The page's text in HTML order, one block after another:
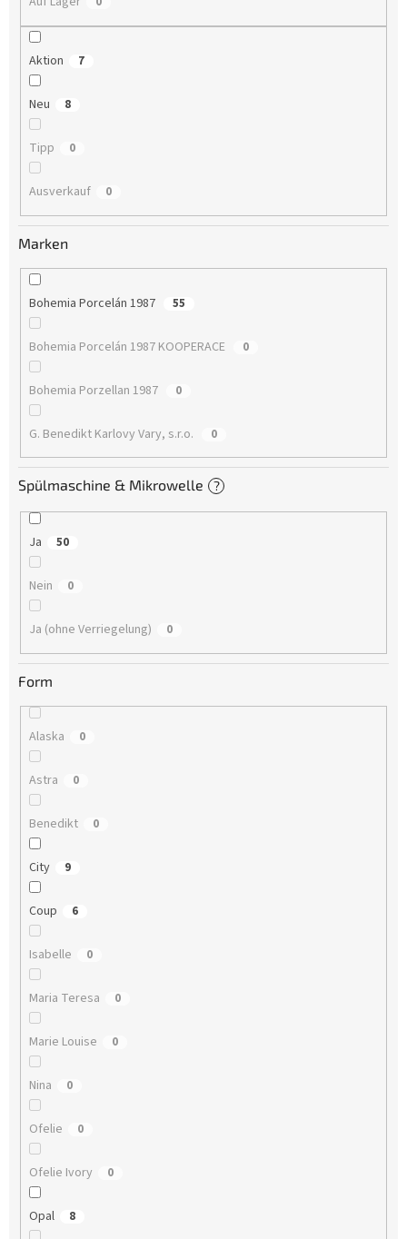
Aktion 7
Neu 8
Tipp 0
Ausverkauf 0
Marken
Bohemia Porcelán 1987 55
Bohemia Porcelán 1987 KOOPERACE 0
Bohemia Porzellan 1987 0
G. Benedikt Karlovy Vary, s.r.o. 0
Spülmaschine & Mikrowelle ?
Ja 50
Nein 0
Ja (ohne Verriegelung) 0
Form
Alaska 0
Astra 0
Benedikt 0
City 9
Coup 6
Isabelle 0
Maria Teresa 0
Marie Louise 0
Nina 0
Ofelie 0
Ofelie Ivory 0
Opal 8